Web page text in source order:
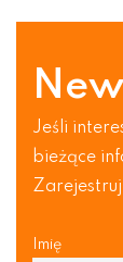
Jeśli
bieżące
Imię